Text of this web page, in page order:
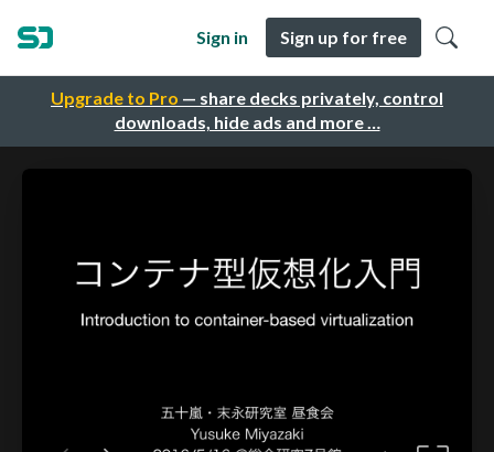
Upgrade to Pro — share decks privately, control
downloads, hide ads and more …
Sign in Sign up for free